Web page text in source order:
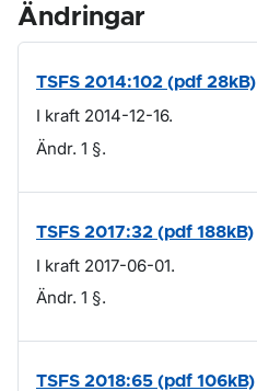
Ändringar
TSFS 2014:102 (pdf 28kB)
I kraft 2014-12-16.
Ändr. 1 §.
TSFS 2017:32 (pdf 188kB)
I kraft 2017-06-01.
Ändr. 1 §.
TSFS 2018:65 (pdf 106kB)